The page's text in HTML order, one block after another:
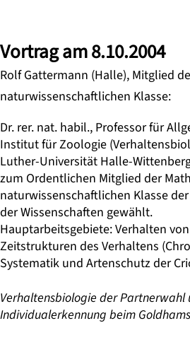
Vortrag am 8.10.2004
Rolf Gattermann (Halle), Mitglied
naturwissenschaftlichen Klasse:
Dr. rer. nat. habil., Professor für
Institut für Zoologie
Luther-Universität Halle-
zum Ordentlichen Mitglied der
naturwissenschaftlichen Klasse
der Wissenschaften gewählt.
Hauptarbeitsgebiete: Verhalten
Zeitstrukturen des Verhaltens
Systematik und Artenschutz der
Verhaltensbiologie der Partnerwahl
Individualerkennung beim